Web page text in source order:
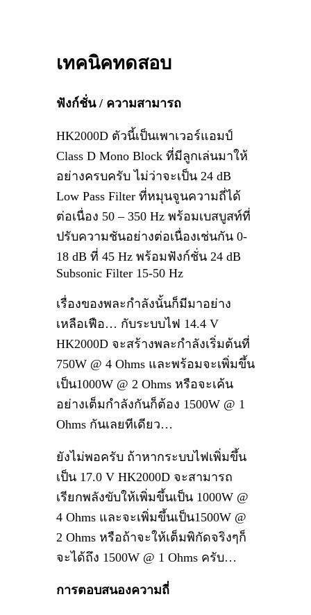
เทคนิคทดสอบ
ฟังก์ชั่น / ความสามารถ
HK2000D ตัวนี้เป็นเพาเวอร์แอมป์
Class D Mono Block ที่มีลูกเล่นมาให้
อย่างครบครับ ไม่ว่าจะเป็น 24 dB
Low Pass Filter ที่หมุนจูนความถี่ได้
ต่อเนื่อง 50 – 350 Hz พร้อมเบสบูสท์ที่
ปรับความชันอย่างต่อเนื่องเช่นกัน 0-
18 dB ที่ 45 Hz พร้อมฟังก์ชั่น 24 dB
Subsonic Filter 15-50 Hz
เรื่องของพละกำลังนั้นก็มีมาอย่าง
เหลือเฟือ… กับระบบไฟ 14.4 V
HK2000D จะสร้างพละกำลังเริ่มต้นที่
750W @ 4 Ohms และพร้อมจะเพิ่มขึ้น
เป็น1000W @ 2 Ohms หรือจะเค้น
อย่างเต็มกำลังกันก็ต้อง 1500W @ 1
Ohms กันเลยทีเดียว…
ยังไม่พอครับ ถ้าหากระบบไฟเพิ่มขึ้น
เป็น 17.0 V HK2000D จะสามารถ
เรียกพลังขับให้เพิ่มขึ้นเป็น 1000W @
4 Ohms และจะเพิ่มขึ้นเป็น1500W @
2 Ohms หรือถ้าจะให้เต็มพิกัดจริงๆก็
จะได้ถึง 1500W @ 1 Ohms ครับ…
การตอบสนองความถี่